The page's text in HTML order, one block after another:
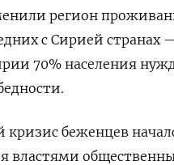
регион
с Сирией
70% населения
беженцев
властями